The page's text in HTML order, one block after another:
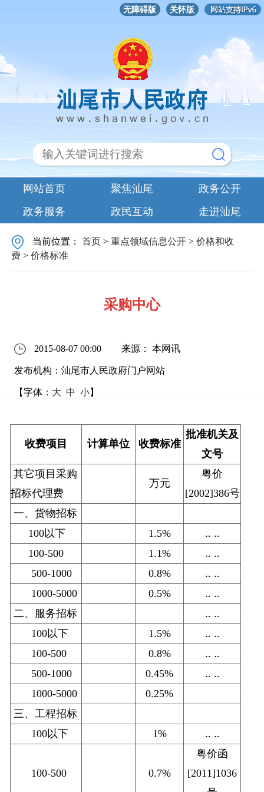
无障碍版 关怀版
网站首页 聚焦汕尾
政务公开
政务服务
政民互动 走进汕尾
当前位置：首页 >重点领域信息公开 >价格和收
费 >价格标准
采购中心
2015-08-07 00:00 来源： 本网讯
发布机构：汕尾市人民政府门户网站
【字体： 大 中 小】
收费项目 计算单位 收费标准
批准机关及
文号
其它项目采购
招标代理费
万元
粤价
[2002]386号
一、货物招标
100以下
1.5%
‥ ‥
100-500
1.1%
‥ ‥
500-1000
0.8%
‥ ‥
1000-5000
0.5%
‥ ‥
二、服务招标
‥ ‥
100以下
1.5%
‥ ‥
100-500
0.8%
‥ ‥
500-1000
0.45%
‥ ‥
1000-5000
0.25%
三、工程招标
100以下
1% ‥ ‥
100-500 0.7%
粤价函
[2011]1036